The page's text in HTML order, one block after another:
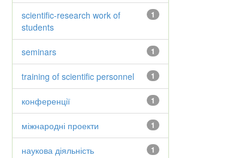
1
scientific-research work of
students
1
seminars
1
training of scientific personnel
1
конференції
1
міжнародні проекти
1
наукова діяльність